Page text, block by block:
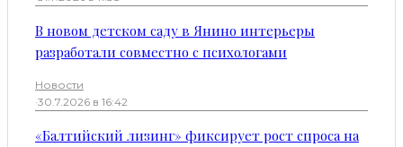
В новом детском саду в Янино интерьеры
разработали совместно с психологами
Новости
·30.7.2026 в 16:42
«Балтийский лизинг» фиксирует рост спроса на